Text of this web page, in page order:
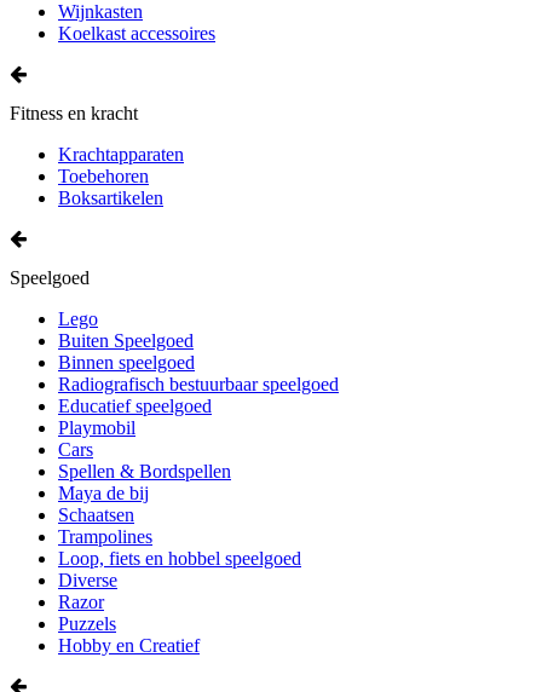
Wijnkasten
Koelkast accessoires
Fitness en kracht
Krachtapparaten
Toebehoren
Boksartikelen
Speelgoed
Lego
Buiten Speelgoed
Binnen speelgoed
Radiografisch bestuurbaar speelgoed
Educatief speelgoed
Playmobil
Cars
Spellen & Bordspellen
Maya de bij
Schaatsen
Trampolines
Loop, fiets en hobbel speelgoed
Diverse
Razor
Puzzels
Hobby en Creatief